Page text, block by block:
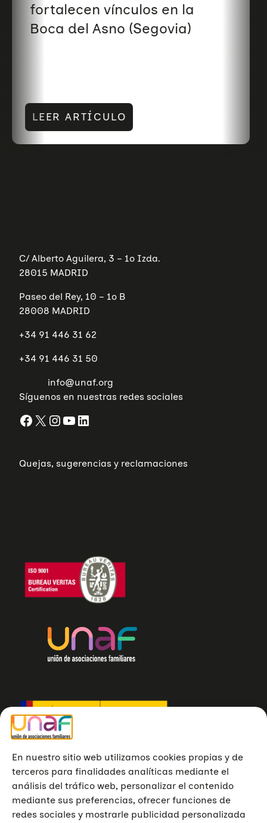
En nuestro sitio web utilizamos cookies propias y de
terceros para finalidades analíticas mediante el
análisis del tráfico web, personalizar el contenido
mediante sus preferencias, ofrecer funciones de
redes sociales y mostrarle publicidad personalizada
fortalecen vínculos en la
Boca del Asno (Segovia)
LEER ARTÍCULO
C/ Alberto Aguilera, 3 – 1º Izda.
28015 MADRID
Paseo del Rey, 10 – 1º B
28008 MADRID
+34 91 446 31 62
+34 91 446 31 50
info@unaf.org
Síguenos en nuestras redes sociales
Facebook X InstagramYouTube LinkedIn
Quejas, sugerencias y reclamaciones